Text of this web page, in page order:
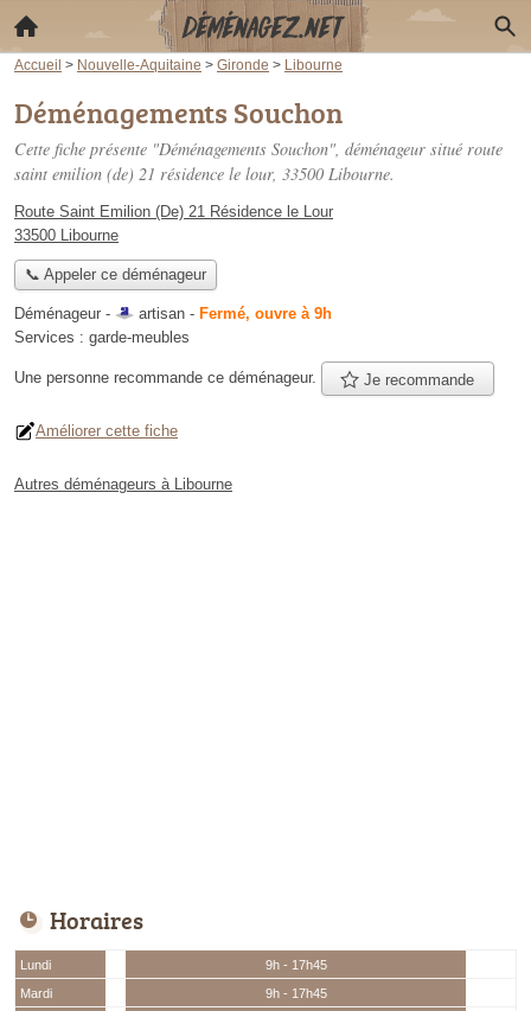
Accueil > Nouvelle-Aquitaine > Gironde > Libourne
Déménagements Souchon
Cette fiche présente "Déménagements Souchon", déménageur situé route
saint emilion (de) 21 résidence le lour, 33500 Libourne.
Route Saint Emilion (De) 21 Résidence le Lour
33500 Libourne
📞 Appeler ce déménageur
Déménageur - artisan - Fermé, ouvre à 9h
Services : garde-meubles
Une personne recommande ce déménageur. Je recommande
Améliorer cette fiche
Autres déménageurs à Libourne
Horaires
Lundi
9h - 17h45
Mardi
9h - 17h45